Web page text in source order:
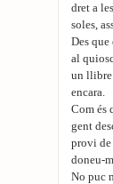
dret a
soles,
Des
al
un llibre
encara.
Com és
gent
provi de
doneu-
No puc